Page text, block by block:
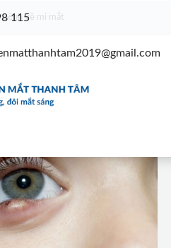
115
bệnh về mi mắt